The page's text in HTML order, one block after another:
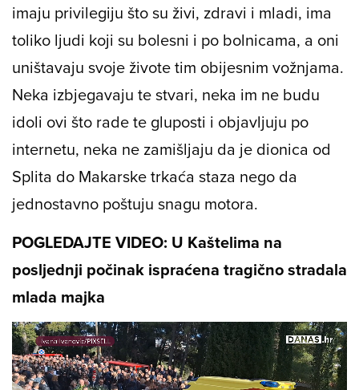
imaju privilegiju što su živi, zdravi i mladi, ima
toliko ljudi koji su bolesni i po bolnicama, a oni
uništavaju svoje živote tim obijesnim vožnjama.
Neka izbjegavaju te stvari, neka im ne budu
idoli ovi što rade te gluposti i objavljuju po
internetu, neka ne zamišljaju da je dionica od
Splita do Makarske trkaća staza nego da
jednostavno poštuju snagu motora.
POGLEDAJTE VIDEO: U Kaštelima na
posljednji počinak ispraćena tragično stradala
mlada majka